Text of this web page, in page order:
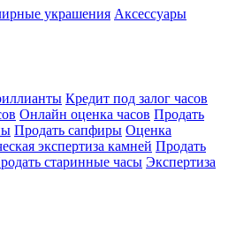
украшения Аксессуары
Кредит под залог часов
Онлайн оценка часов Продать
Продать сапфиры Оценка
экспертиза камней Продать
старинные часы Экспертиза